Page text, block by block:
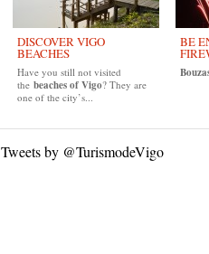
DISCOVER VIGO
BEACHES
Have you still not visited
the beaches of Vigo? They are
one of the city’s...
BE
Tweets by @TurismodeVigo